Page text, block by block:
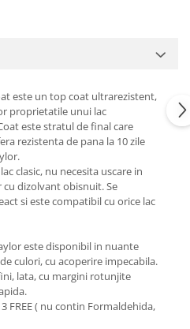
este un top coat ultrarezistent,
proprietatile unui lac
este stratul de final care
rezistenta de pana la 10 zile
clasic, nu necesita uscare in
cu dizolvant obisnuit. Se
si este compatibil cu orice lac
este disponibil in nuante
culori, cu acoperire impecabila.
lata, cu margini rotunjite
FREE ( nu contin Formaldehida,